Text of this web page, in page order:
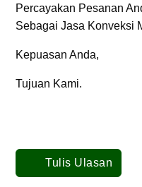
Percayakan Pesanan
Sebagai Jasa Konveksi
Kepuasan Anda,
Tujuan Kami.
Tulis Ulasan